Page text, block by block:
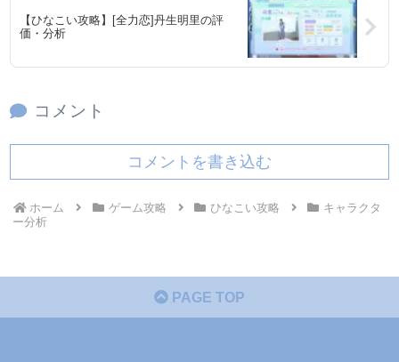
【ひなこい攻略】[全力恋]丹生明里の評
価・分析
コメント
コメントを書き込む
ホーム ゲーム攻略 ひなこい攻略
キャラクタ
ー分析
PAGE TOP